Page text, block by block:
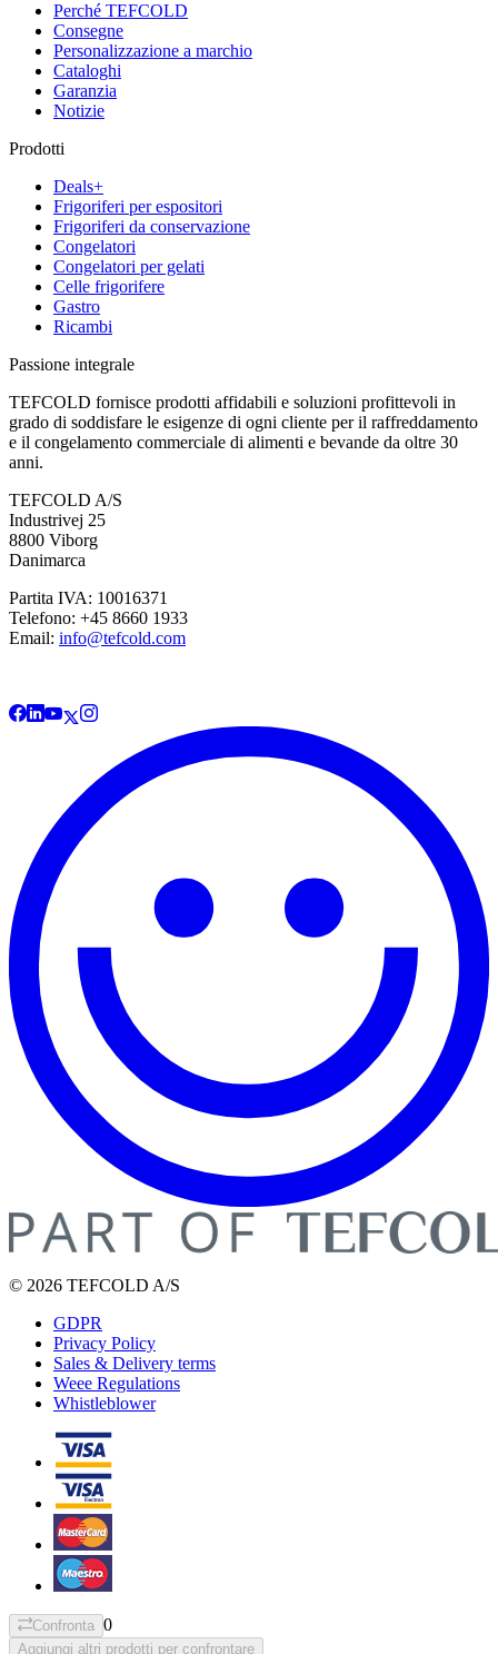
Perché TEFCOLD
Consegne
Personalizzazione a marchio
Cataloghi
Garanzia
Notizie
Prodotti
Deals+
Frigoriferi per espositori
Frigoriferi da conservazione
Congelatori
Congelatori per gelati
Celle frigorifere
Gastro
Ricambi
Passione integrale
TEFCOLD fornisce prodotti affidabili e soluzioni profittevoli in
grado di soddisfare le esigenze di ogni cliente per il raffreddamento
e il congelamento commerciale di alimenti e bevande da oltre 30
anni.
TEFCOLD A/S
Industrivej 25
8800 Viborg
Danimarca
Partita IVA: 10016371
Telefono: +45 8660 1933
Email: info@tefcold.com
© 2026 TEFCOLD A/S
GDPR
Privacy Policy
Sales & Delivery terms
Weee Regulations
Whistleblower
Confronta 0
Aggiungi altri prodotti per confrontare